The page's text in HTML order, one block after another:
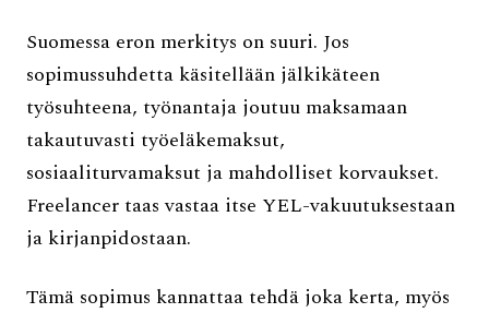
Suomessa eron merkitys on suuri. Jos
sopimussuhdetta käsitellään jälkikäteen
työsuhteena, työnantaja joutuu maksamaan
takautuvasti työeläkemaksut,
sosiaaliturvamaksut ja mahdolliset korvaukset.
Freelancer taas vastaa itse YEL-vakuutuksestaan
ja kirjanpidostaan.
Tämä sopimus kannattaa tehdä joka kerta, myös